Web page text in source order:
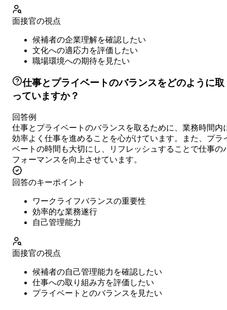
面接官の視点
候補者の企業理解を確認したい
文化への適応力を評価したい
職場環境への期待を見たい
仕事とプライベートのバランスをどのように取
っていますか？
回答例
仕事とプライベートのバランスを取るために、業務時間内
効率よく仕事を進めることを心がけています。また、プラ
ベートの時間も大切にし、リフレッシュすることで仕事の
フォーマンスを向上させています。
回答のキーポイント
ワークライフバランスの重要性
効率的な業務遂行
自己管理能力
面接官の視点
候補者の自己管理能力を確認したい
仕事への取り組み方を評価したい
プライベートとのバランスを見たい